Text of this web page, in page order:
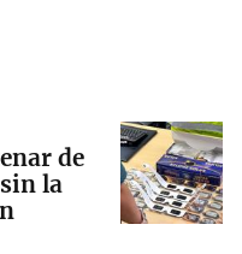
de
la